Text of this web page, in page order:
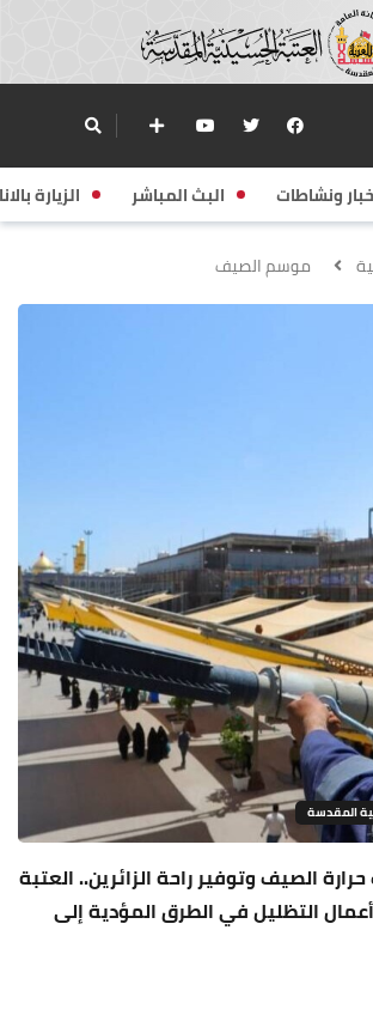
ونشاطات البث المباشر الزيارة
موسم الصيف
المقدسة
الصيف وتوفير راحة الزائرين.. العتبة
التظليل في الطرق المؤدية إلى